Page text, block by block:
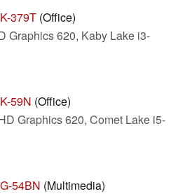
379T (Office)
Graphics 620, Kaby Lake i3-
59N (Office)
Graphics 620, Comet Lake i5-
54BN (Multimedia)